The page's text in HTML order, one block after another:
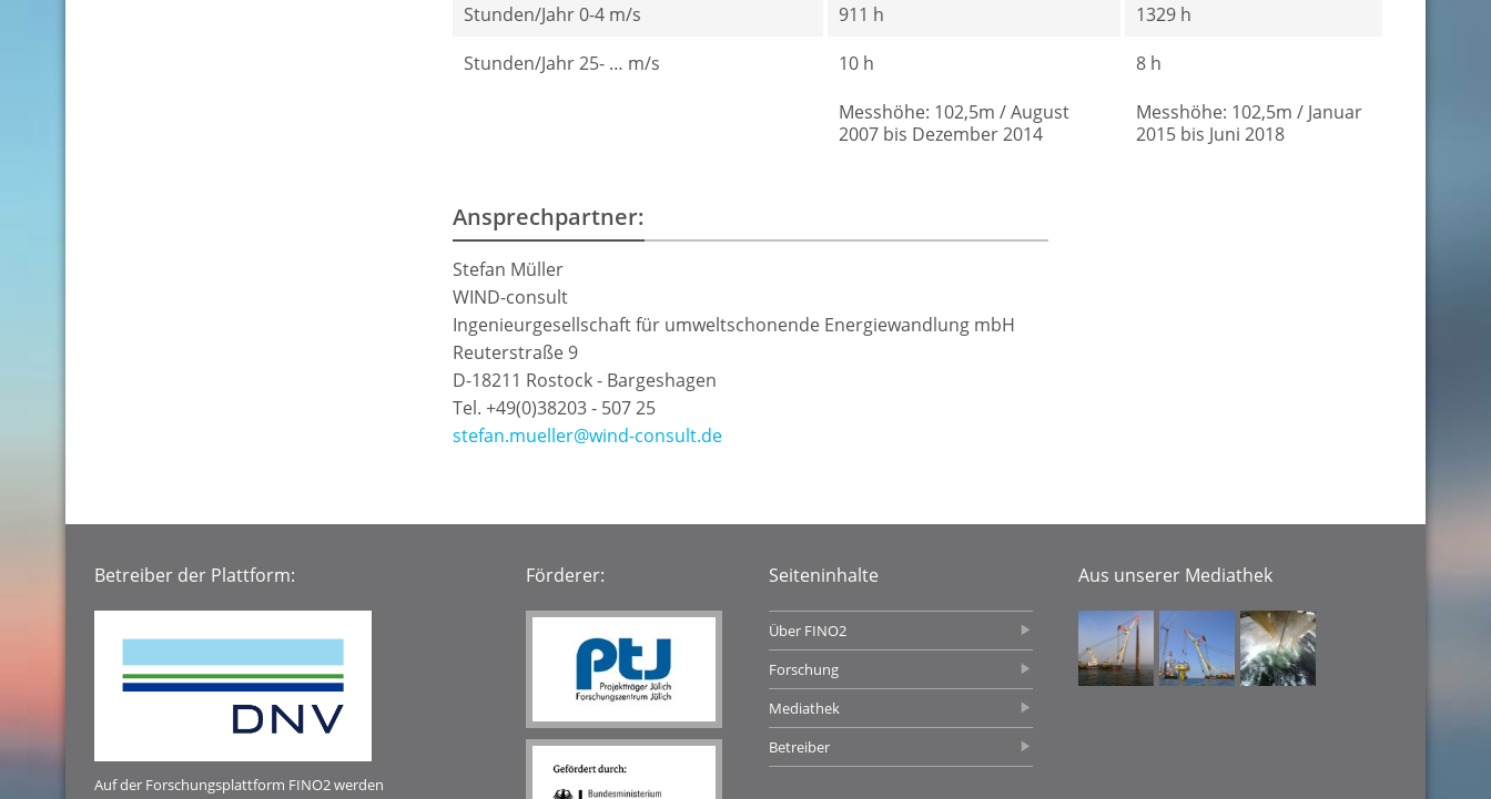
Messhöhe: 102,5m / August
2007 bis Dezember 2014
Messhöhe: 102,5m / Januar
2015 bis Juni 2018
Stunden/Jahr 0-4 m/s
911 h
1329 h
Stunden/Jahr 25- … m/s
10 h 8 h
Ansprechpartner:
Stefan Müller
WIND-consult
Ingenieurgesellschaft für umweltschonende Energiewandlung mbH
Reuterstraße 9
D-18211 Rostock - Bargeshagen
Tel. +49(0)38203 - 507 25
stefan.mueller@wind-consult.de
Betreiber der Plattform:
Auf der Forschungsplattform FINO2 werden
Förderer: Seiteninhalte
Über FINO2
Forschung
Mediathek
Betreiber
Aus unserer Mediathek